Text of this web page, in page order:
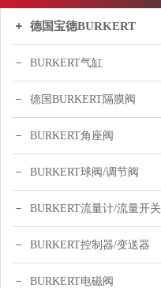
德国宝德BURKERT
BURKERT气缸
德国BURKERT隔膜阀
BURKERT角座阀
BURKERT球阀/调节阀
BURKERT流量计/流量开关
BURKERT控制器/变送器
BURKERT电磁阀